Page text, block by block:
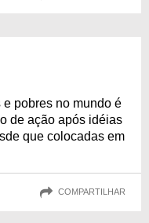
pobres no mundo é
de ação após idéias
que colocadas em
COMPARTILHAR